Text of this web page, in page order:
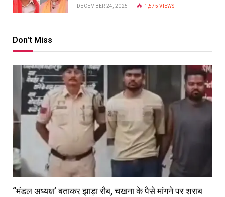
DECEMBER 24, 2025 1,575VIEWS
Don't Miss
“मंडल अध्यक्ष’ बताकर झाड़ा रौब, चखना के पैसे मांगने पर शराब